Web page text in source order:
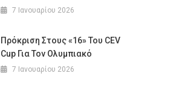
7 Ιανουαρίου 2026
Πρόκριση Στους «16» Του CEV
Cup Για Τον Ολυμπιακό
7 Ιανουαρίου 2026